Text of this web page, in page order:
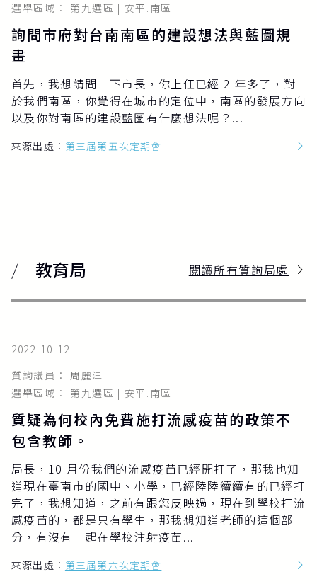
選舉區域： 第九選區 | 安平.南區
詢問市府對台南南區的建設想法與藍圖規
畫
首先，我想請問一下市長，你上任已經 2 年多了，對
於我們南區，你覺得在城市的定位中，南區的發展方向
以及你對南區的建設藍圖有什麼想法呢？...
來源出處： 第三屆第五次定期會
教育局 閱讀所有質詢局處
2022-10-12
質詢議員： 周麗津
選舉區域： 第九選區 | 安平.南區
質疑為何校內免費施打流感疫苗的政策不
包含教師。
局長，10 月份我們的流感疫苗已經開打了，那我也知
道現在臺南市的國中、小學，已經陸陸續續有的已經打
完了，我想知道，之前有跟您反映過，現在到學校打流
感疫苗的，都是只有學生，那我想知道老師的這個部
分，有沒有一起在學校注射疫苗...
來源出處： 第三屆第六次定期會